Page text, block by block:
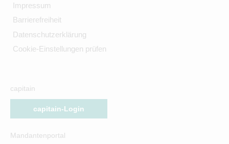
Impressum
Barrierefreiheit
Datenschutzerklärung
Cookie-Einstellungen prüfen
capitain
capitain-Login
Mandantenportal